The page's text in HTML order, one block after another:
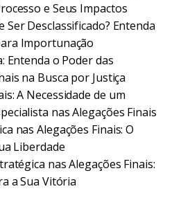
e Seus Impactos
Ser Desclassificado? Entenda
Importunação
Entenda o Poder das
na Busca por Justiça
A Necessidade de um
nas Alegações Finais
nas Alegações Finais: O
Liberdade
nas Alegações Finais:
a Sua Vitória